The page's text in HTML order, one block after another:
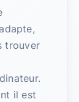
trouver
il est